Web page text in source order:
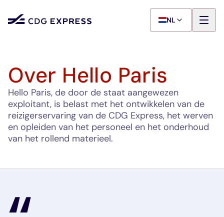
NL
Over Hello Paris
Hello Paris, de door de staat aangewezen
exploitant, is belast met het ontwikkelen van de
reizigerservaring van de CDG Express, het werven
en opleiden van het personeel en het onderhoud
van het rollend materieel.